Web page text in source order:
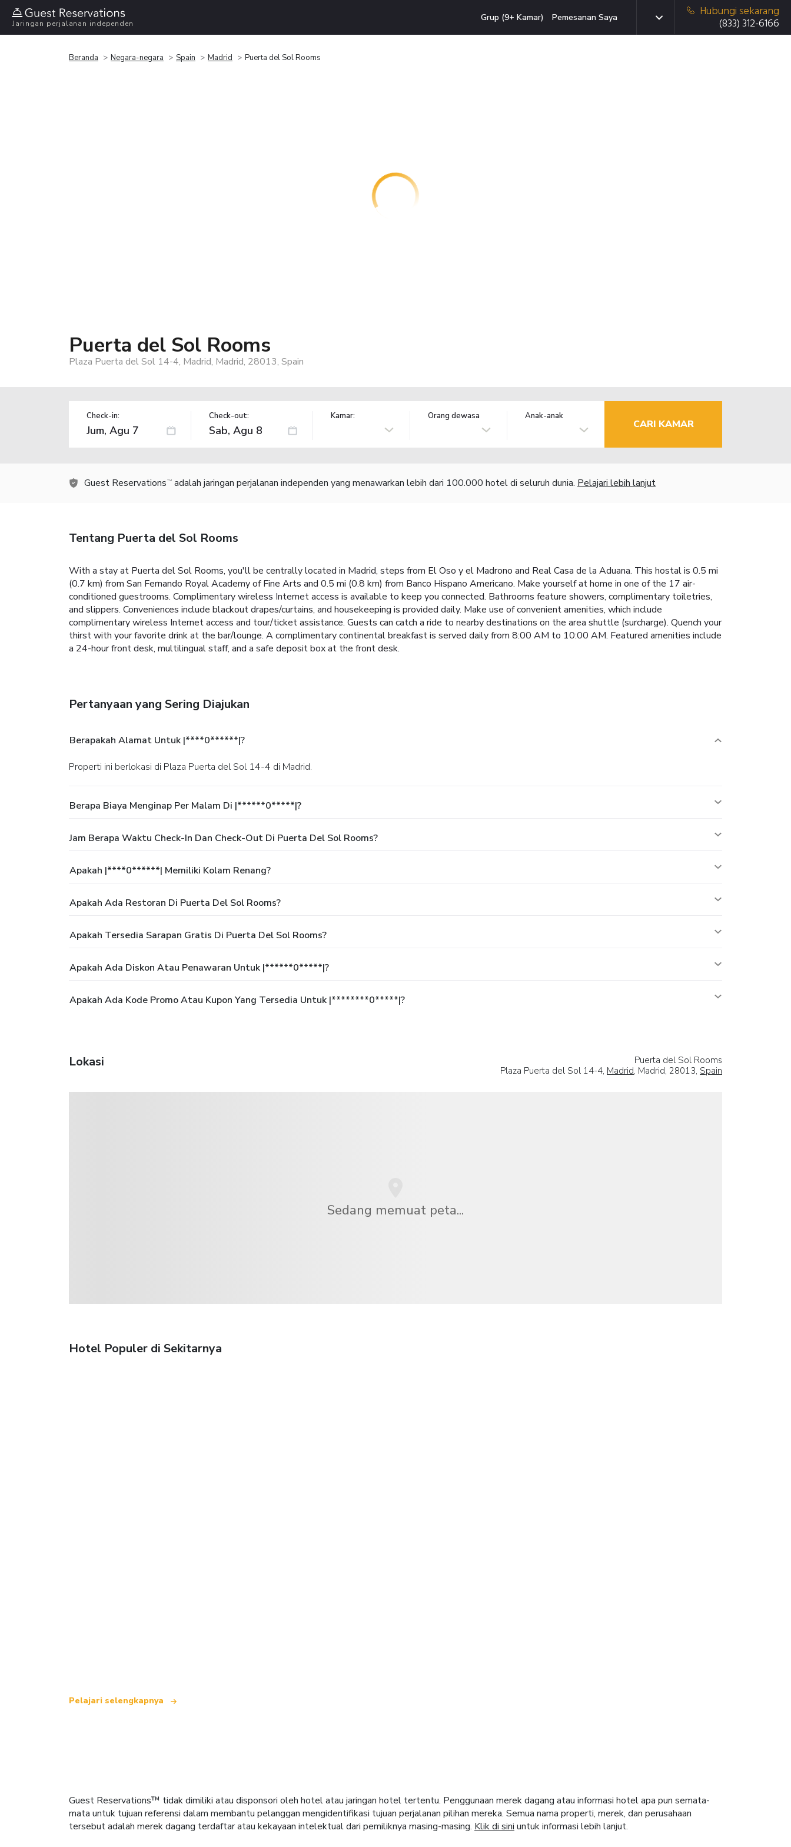
Jaringan perjalanan independen
Grup (9+ Kamar) Pemesanan Saya
Hubungi sekarang
(833) 312-6166
Beranda Negara-negara Spain Madrid Puerta del Sol Rooms
Puerta del Sol Rooms
Plaza Puerta del Sol 14-4, Madrid, Madrid, 28013, Spain
Check-in: Check-out: Kamar: Orang dewasa Anak-anak
CARI KAMAR
Guest Reservations TM adalah jaringan perjalanan independen yang menawarkan lebih dari 100.000 hotel di seluruh dunia. Pelajari lebih lanjut
Tentang Puerta del Sol Rooms
With a stay at Puerta del Sol Rooms, you'll be centrally located in Madrid, steps from El Oso y el Madrono and Real Casa de la Aduana. This hostal is 0.5 mi
(0.7 km) from San Fernando Royal Academy of Fine Arts and 0.5 mi (0.8 km) from Banco Hispano Americano. Make yourself at home in one of the 17 air-
conditioned guestrooms. Complimentary wireless Internet access is available to keep you connected. Bathrooms feature showers, complimentary toiletries,
and slippers. Conveniences include blackout drapes/curtains, and housekeeping is provided daily. Make use of convenient amenities, which include
complimentary wireless Internet access and tour/ticket assistance. Guests can catch a ride to nearby destinations on the area shuttle (surcharge). Quench your
thirst with your favorite drink at the bar/lounge. A complimentary continental breakfast is served daily from 8:00 AM to 10:00 AM. Featured amenities include
a 24-hour front desk, multilingual staff, and a safe deposit box at the front desk.
Pertanyaan yang Sering Diajukan
Berapakah Alamat Untuk |****0******|?
Properti ini berlokasi di Plaza Puerta del Sol 14-4 di Madrid.
Berapa Biaya Menginap Per Malam Di |******0*****|?
Jam Berapa Waktu Check-In Dan Check-Out Di Puerta Del Sol Rooms?
Apakah |****0******| Memiliki Kolam Renang?
Apakah Ada Restoran Di Puerta Del Sol Rooms?
Apakah Tersedia Sarapan Gratis Di Puerta Del Sol Rooms?
Apakah Ada Diskon Atau Penawaran Untuk |******0*****|?
Apakah Ada Kode Promo Atau Kupon Yang Tersedia Untuk |********0*****|?
Lokasi
Puerta del Sol Rooms
Plaza Puerta del Sol 14-4, Madrid, Madrid, 28013, Spain
Sedang memuat peta...
Hotel Populer di Sekitarnya
Pelajari selengkapnya
Guest Reservations™ tidak dimiliki atau disponsori oleh hotel atau jaringan hotel tertentu. Penggunaan merek dagang atau informasi hotel apa pun semata-
mata untuk tujuan referensi dalam membantu pelanggan mengidentifikasi tujuan perjalanan pilihan mereka. Semua nama properti, merek, dan perusahaan
tersebut adalah merek dagang terdaftar atau kekayaan intelektual dari pemiliknya masing-masing. Klik di sini untuk informasi lebih lanjut.